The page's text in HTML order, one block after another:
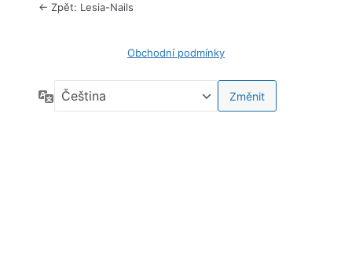
← Zpět: Lesia-Nails
Obchodní podmínky